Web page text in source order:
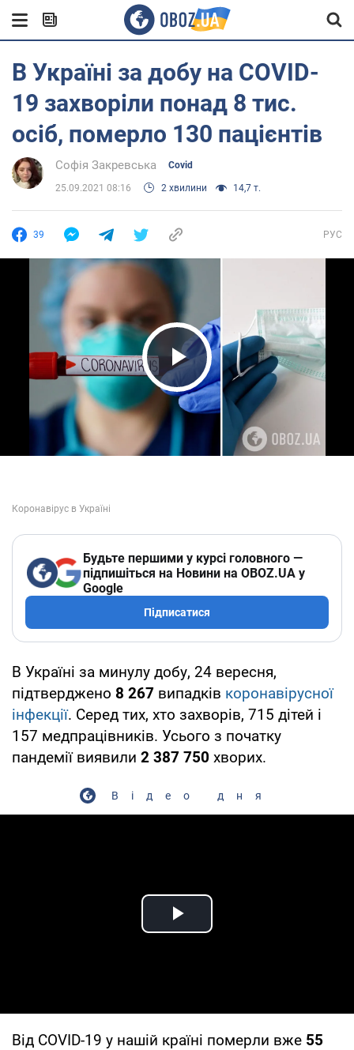
В Україні за добу на COVID-
19 захворіли понад 8 тис.
осіб, померло 130 пацієнтів
Софія Закревська Covid
25.09.2021 08:16 2 хвилини 14,7 т.
39 РУС
Play Video
Будьте першими у курсі головного —
підпишіться на Новини на OBOZ.UA у
Google
Підписатися
В Україні за минулу добу, 24 вересня,
підтверджено 8 267 випадків коронавірусної
інфекції. Серед тих, хто захворів, 715 дітей і
157 медпрацівників. Усього з початку
пандемії виявили 2 387 750 хворих.
Відео дня
Play Video
Від COVID-19 у нашій країні померли вже 55